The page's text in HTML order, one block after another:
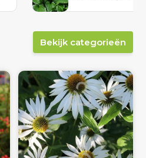
Bekijk categorieën